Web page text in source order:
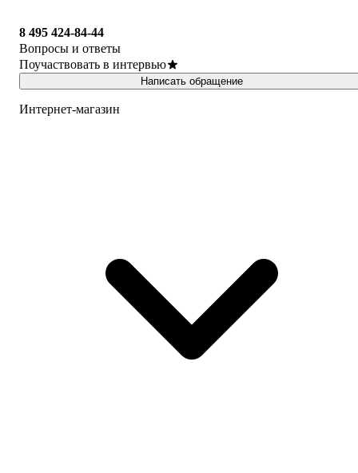
8 495 424-84-44
Вопросы и ответы
Поучаствовать в интервью
Написать обращение
Интернет-магазин